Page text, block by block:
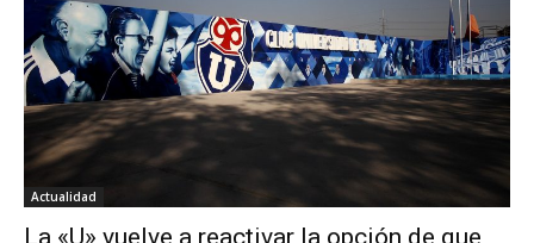
Actualidad
La «U» vuelve a reactivar la opción de que